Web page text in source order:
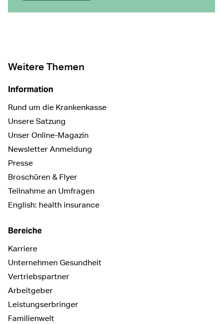
Weitere Themen
Information
Rund um die Krankenkasse
Unsere Satzung
Unser Online-Magazin
Newsletter Anmeldung
Presse
Broschüren & Flyer
Teilnahme an Umfragen
English: health insurance
Bereiche
Karriere
Unternehmen Gesundheit
Vertriebspartner
Arbeitgeber
Leistungserbringer
Familienwelt